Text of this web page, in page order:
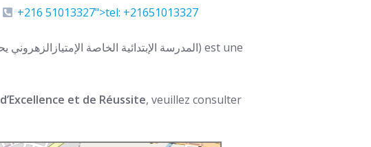
+216 51013327">tel: +21651013327
d’Excellence et de Réussite, veuillez consulter